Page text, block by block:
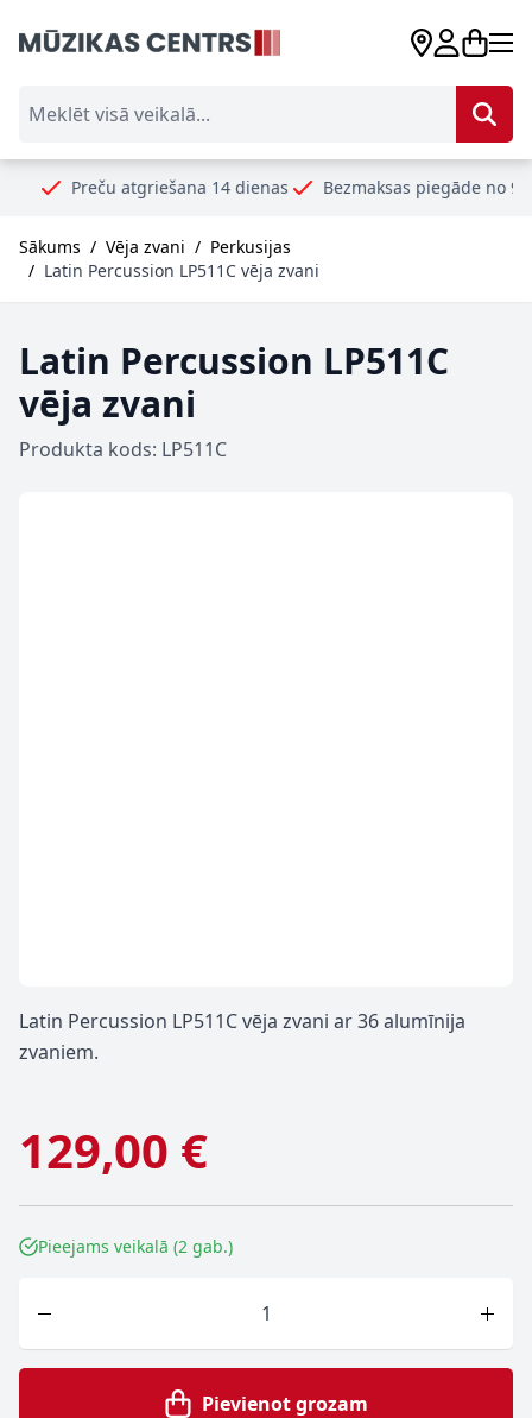
atgriešana 14 dienas Bezmaksas piegāde no 99€
Sākums / Vēja zvani / Perkusijas
/ Latin Percussion LP511C vēja zvani
Latin Percussion LP511C
vēja zvani
Produkta kods: LP511C
Latin Percussion LP511C vēja zvani ar 36 alumīnija
zvaniem.
129,00 €
Pieejams veikalā (2 gab.)
Pievienot grozam